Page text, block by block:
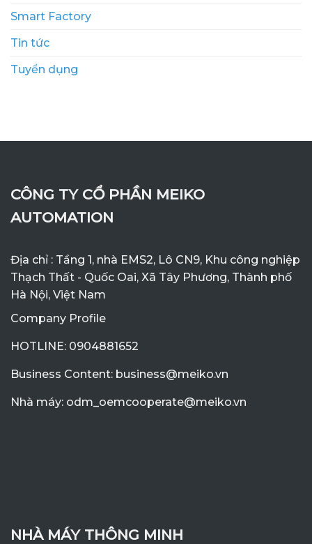
Smart Factory
Tin tức
Tuyển dụng
CÔNG TY CỔ PHẦN MEIKO
AUTOMATION
Địa chỉ : Tầng 1, nhà EMS2, Lô CN9, Khu công nghiệp
Thạch Thất - Quốc Oai, Xã Tây Phương, Thành phố
Hà Nội, Việt Nam
Company Profile
HOTLINE: 0904881652
Business Content: business@meiko.vn
Nhà máy: odm_oemcooperate@meiko.vn
NHÀ MÁY THÔNG MINH